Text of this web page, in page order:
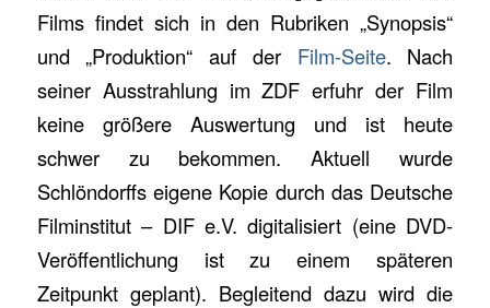
Films findet sich in den Rubriken „Synopsis“
und „Produktion“ auf der Film-Seite. Nach
seiner Ausstrahlung im ZDF erfuhr der Film
keine größere Auswertung und ist heute
schwer zu bekommen. Aktuell wurde
Schlöndorffs eigene Kopie durch das Deutsche
Filminstitut – DIF e.V. digitalisiert (eine DVD-
Veröffentlichung ist zu einem späteren
Zeitpunkt geplant). Begleitend dazu wird die